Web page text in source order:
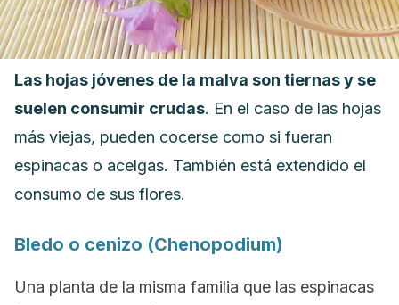
Las hojas jóvenes de la malva son tiernas y se
suelen consumir crudas. En el caso de las hojas
más viejas, pueden cocerse como si fueran
espinacas o acelgas. También está extendido el
consumo de sus flores.
Bledo o cenizo (Chenopodium)
Una planta de la misma familia que las espinacas